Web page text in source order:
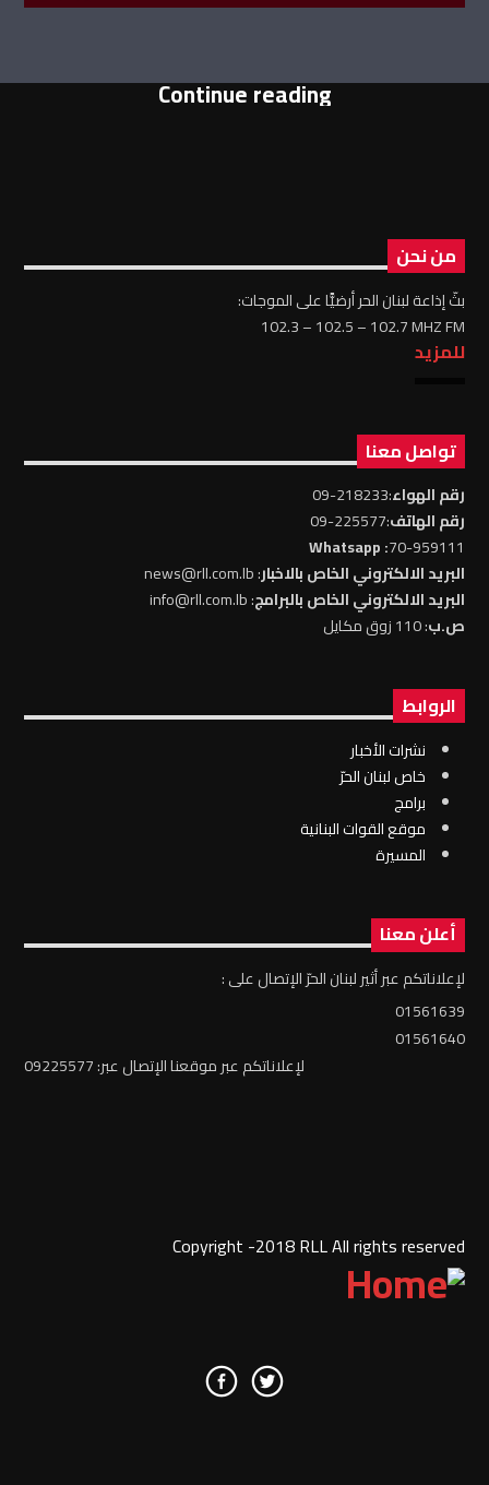
Continue reading
من نحن
بثّ إذاعة لبنان الحر أرضيًّا على الموجات:
102.3 – 102.5 – 102.7 MHZ FM
للمزيد
تواصل معنا
رقم الهواء:218233-09
رقم الهاتف:225577-09
70-959111
: Whatsapp
البريد الالكتروني الخاص بالاخبار: news@rll.com.lb
البريد الالكتروني الخاص بالبرامج: info@rll.com.lb
ص.ب: 110 زوق مكايل
الروابط
نشرات الأخبار
خاص لبنان الحرّ
برامج
موقع القوات البنانية
المسيرة
أعلن معنا
لإعلاناتكم عبر أثير لبنان الحرّ الإتصال على :
01561639
01561640
لإعلاناتكم عبر موقعنا الإتصال عبر: 09225577
Copyright -2018 RLL All rights reserved